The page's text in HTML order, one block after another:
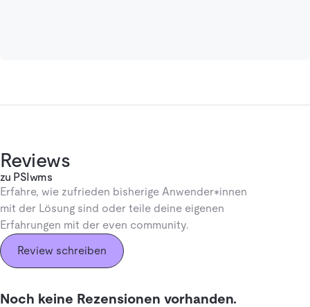
Reviews
zu PSIwms
Erfahre, wie zufrieden bisherige Anwender*innen
mit der Lösung sind oder teile deine eigenen
Erfahrungen mit der even community.
Review schreiben
Noch keine Rezensionen vorhanden.